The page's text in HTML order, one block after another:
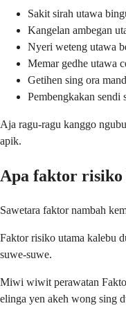
Sakit sirah utawa
Kangelan ambegan
Nyeri weteng utawa
Memar gedhe utawa
Getihen sing ora
Pembengkakan sendi
Aja ragu-ragu kanggo
apik.
Apa faktor risiko
Sawetara faktor nambah
Faktor risiko utama kalebu
suwe-suwe.
Miwi wiwit perawatan
elinga yen akeh wong sing